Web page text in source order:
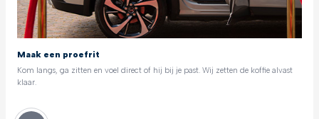
Maak een proefrit
Kom langs, ga zitten en voel direct of hij bij je past. Wij zetten de koffie alvast
klaar.